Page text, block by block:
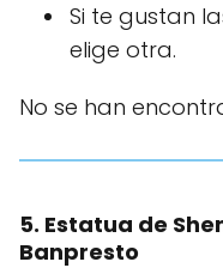
Si te gustan
elige otra.
No se han
5. Estatua de
Banpresto